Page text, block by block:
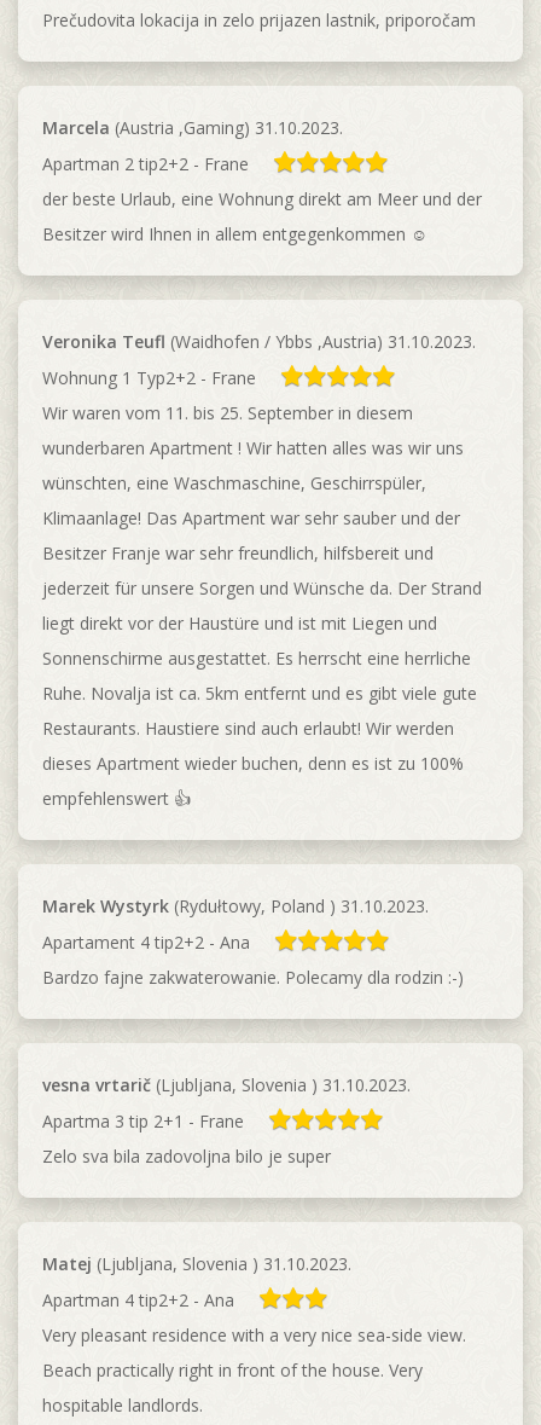
Prečudovita lokacija in zelo prijazen lastnik, priporočam
Marcela (Austria ,Gaming) 31.10.2023.
Apartman 2 tip2+2 - Frane
der beste Urlaub, eine Wohnung direkt am Meer und der
Besitzer wird Ihnen in allem entgegenkommen ☺️
Veronika Teufl (Waidhofen / Ybbs ,Austria) 31.10.2023.
Wohnung 1 Typ2+2 - Frane
Wir waren vom 11. bis 25. September in diesem
wunderbaren Apartment ! Wir hatten alles was wir uns
wünschten, eine Waschmaschine, Geschirrspüler,
Klimaanlage! Das Apartment war sehr sauber und der
Besitzer Franje war sehr freundlich, hilfsbereit und
jederzeit für unsere Sorgen und Wünsche da. Der Strand
liegt direkt vor der Haustüre und ist mit Liegen und
Sonnenschirme ausgestattet. Es herrscht eine herrliche
Ruhe. Novalja ist ca. 5km entfernt und es gibt viele gute
Restaurants. Haustiere sind auch erlaubt! Wir werden
dieses Apartment wieder buchen, denn es ist zu 100%
empfehlenswert 👍
Marek Wystyrk (Rydułtowy, Poland ) 31.10.2023.
Apartament 4 tip2+2 - Ana
Bardzo fajne zakwaterowanie. Polecamy dla rodzin :-)
vesna vrtarič (Ljubljana, Slovenia ) 31.10.2023.
Apartma 3 tip 2+1 - Frane
Zelo sva bila zadovoljna bilo je super
Matej (Ljubljana, Slovenia ) 31.10.2023.
Apartman 4 tip2+2 - Ana
Very pleasant residence with a very nice sea-side view.
Beach practically right in front of the house. Very
hospitable landlords.